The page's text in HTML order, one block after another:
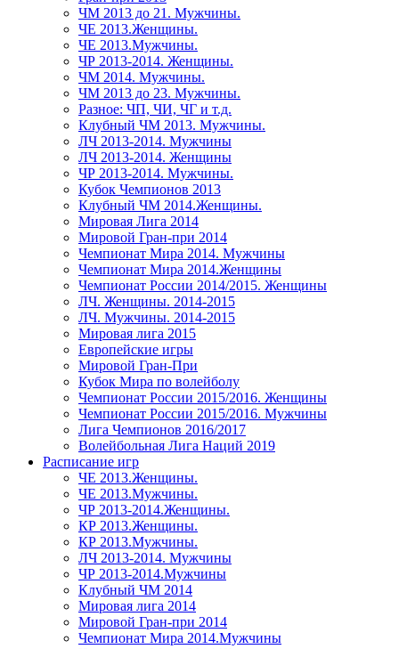
ЧМ 2013 до 21. Мужчины.
ЧЕ 2013.Женщины.
ЧЕ 2013.Мужчины.
ЧР 2013-2014. Женщины.
ЧМ 2014. Мужчины.
ЧМ 2013 до 23. Мужчины.
Разное: ЧП, ЧИ, ЧГ и т.д.
Клубный ЧМ 2013. Мужчины.
ЛЧ 2013-2014. Мужчины
ЛЧ 2013-2014. Женщины
ЧР 2013-2014. Мужчины.
Кубок Чемпионов 2013
Клубный ЧМ 2014.Женщины.
Мировая Лига 2014
Мировой Гран-при 2014
Чемпионат Мира 2014. Мужчины
Чемпионат Мира 2014.Женщины
Чемпионат России 2014/2015. Женщины
ЛЧ. Женщины. 2014-2015
ЛЧ. Мужчины. 2014-2015
Мировая лига 2015
Европейские игры
Мировой Гран-При
Кубок Мира по волейболу
Чемпионат России 2015/2016. Женщины
Чемпионат России 2015/2016. Мужчины
Лига Чемпионов 2016/2017
Волейбольная Лига Наций 2019
Расписание игр
ЧЕ 2013.Женщины.
ЧЕ 2013.Мужчины.
ЧР 2013-2014.Женщины.
КР 2013.Женщины.
КР 2013.Мужчины.
ЛЧ 2013-2014. Мужчины
ЧР 2013-2014.Мужчины
Клубный ЧМ 2014
Мировая лига 2014
Мировой Гран-при 2014
Чемпионат Мира 2014.Мужчины